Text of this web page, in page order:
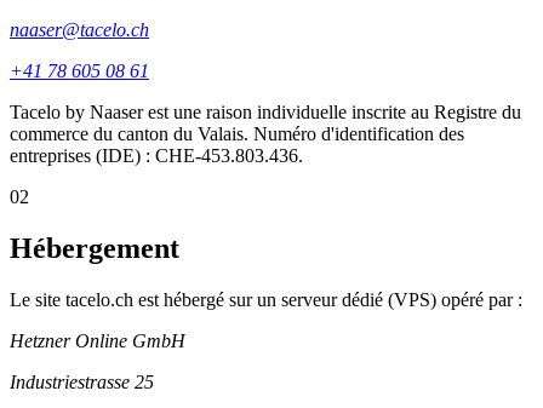
naaser@tacelo.ch
+41 78 605 08 61
Tacelo by Naaser est une raison individuelle inscrite au Registre du
commerce du canton du Valais. Numéro d'identification des
entreprises (IDE) : CHE-453.803.436.
02
Hébergement
Le site tacelo.ch est hébergé sur un serveur dédié (VPS) opéré par :
Hetzner Online GmbH
Industriestrasse 25